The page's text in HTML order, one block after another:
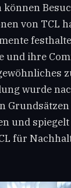
können
von TCL
und ihre
wurde
und spiegelt
für